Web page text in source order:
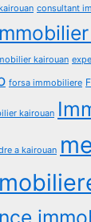
consultant
kairouan
forsa immobiliere
kairouan
a kairouan